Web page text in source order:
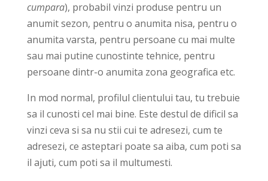
cumpara), probabil vinzi produse pentru un
anumit sezon, pentru o anumita nisa, pentru o
anumita varsta, pentru persoane cu mai multe
sau mai putine cunostinte tehnice, pentru
persoane dintr-o anumita zona geografica etc.
In mod normal, profilul clientului tau, tu trebuie
sa il cunosti cel mai bine. Este destul de dificil sa
vinzi ceva si sa nu stii cui te adresezi, cum te
adresezi, ce asteptari poate sa aiba, cum poti sa
il ajuti, cum poti sa il multumesti.